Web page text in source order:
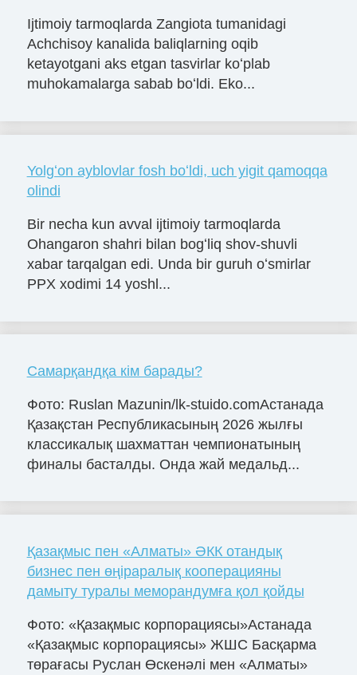
Ijtimoiy tarmoqlarda Zangiota tumanidagi
Achchisoy kanalida baliqlarning oqib
ketayotgani aks etgan tasvirlar koʻplab
muhokamalarga sabab boʻldi. Eko...
Yolgʻon ayblovlar fosh boʻldi, uch yigit qamoqqa
olindi
Bir necha kun avval ijtimoiy tarmoqlarda
Ohangaron shahri bilan bogʻliq shov-shuvli
xabar tarqalgan edi. Unda bir guruh oʻsmirlar
PPX xodimi 14 yoshl...
Самарқандқа кім барады?
Фото: Ruslan Mazunin/lk-stuido.comАстанада
Қазақстан Республикасының 2026 жылғы
классикалық шахматтан чемпионатының
финалы басталды. Онда жай медальд...
Қазақмыс пен «Алматы» ӘКК отандық
бизнес пен өңіраралық кооперацияны
дамыту туралы меморандумға қол қойды
Фото: «Қазақмыс корпорациясы»Астанада
«Қазақмыс корпорациясы» ЖШС Басқарма
төрағасы Руслан Өскенәлі мен «Алматы»